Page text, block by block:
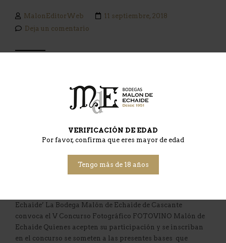
VERIFICACIÓN DE EDAD
Por favor, confirma que eres mayor de edad
Tengo más de 18 años
MalonEditorWeb
11 septiembre, 2018
Deja un comentario
Echaide’ La Bodega Malón de Echaide de Cascante
convoca el V Concurso Fotográfico FOTOVINO Malón de
Echaide Quienes acepten su participación y se inscriban
en el concurso se someten a las presentes bases que